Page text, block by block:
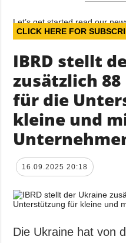
Let’s get started read our
CLICK HERE FOR
IBRD stellt
zusätzlich 88
für die
kleine und
16.09.2025 20:18
Die Ukraine hat von